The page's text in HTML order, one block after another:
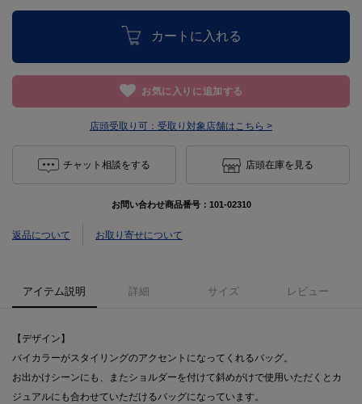
カートに入れる
お気に入りに追加する
店頭受取り可： 受取り対象店舗はこちら >
チャット相談をする 店頭在庫を見る
お問い合わせ商品番号： 101-02310
返品について お取り寄せについて
アイテム説明 詳細 サイズ レビュー
【デザイン】
バイカラーがスタイリングのアクセントになってくれるバッグ。
お出かけシーンにも、またショルダーを付けて斜めがけで使用いただくとカ
ジュアルにも合わせていただけるバッグになっています。